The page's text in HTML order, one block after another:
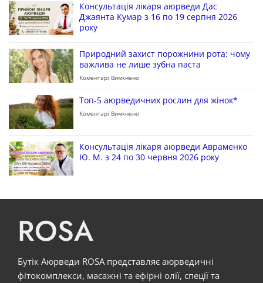
Консультація лікаря аюрведи Дас
Джаянта Кумар з 16 по 19 серпня 2026
року
Природний захист порожнини рота: чому
важлива не лише зубна паста
Коментарі Вимкнено
Топ-5 аюрведичних рослин для жінок*
Коментарі Вимкнено
Консультація лікаря аюрведи Авраменко
Ю. М. з 24 по 30 червня 2026 року
ROSA
Бутік Аюрведи ROSA представляє аюрведичні
фітокомплекси, масажні та ефірні олії, спеції та